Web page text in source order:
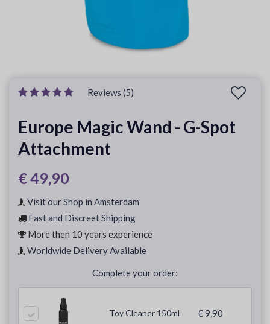
Reviews (5)
Europe Magic Wand - G-Spot
Attachment
€ 49,90
Visit our Shop in Amsterdam
Fast and Discreet Shipping
More then 10 years experience
Worldwide Delivery Available
Complete your order:
Toy Cleaner 150ml € 9,90